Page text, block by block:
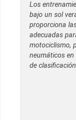
Los
bajo un sol
proporciona
adecuadas
motociclismo,
neumáticos en
de